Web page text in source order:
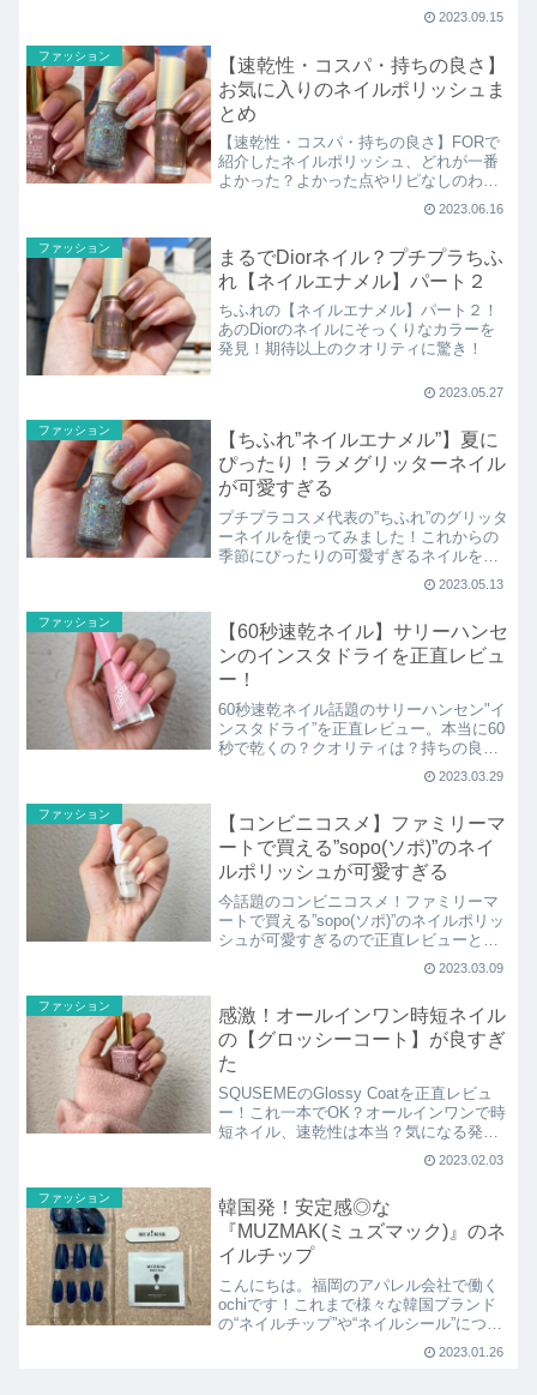
2023.09.15
ファッション
【速乾性・コスパ・持ちの良さ】
お気に入りのネイルポリッシュま
とめ
【速乾性・コスパ・持ちの良さ】FORで
紹介したネイルポリッシュ、どれが一番
よかった？よかった点やリピなしのわけ
など、わかりやすくまとめているのでぜ
2023.06.16
ファッション
まるでDiorネイル？プチプラちふ
れ【ネイルエナメル】パート２
ちふれの【ネイルエナメル】パート２！
あのDiorのネイルにそっくりなカラーを
発見！期待以上のクオリティに驚き！
2023.05.27
ファッション
【ちふれ”ネイルエナメル”】夏に
ぴったり！ラメグリッターネイル
が可愛すぎる
プチプラコスメ代表の”ちふれ”のグリッタ
ーネイルを使ってみました！これからの
季節にぴったりの可愛ずぎるネイルを発
2023.05.13
ファッション
【60秒速乾ネイル】サリーハンセ
ンのインスタドライを正直レビュ
ー！
60秒速乾ネイル話題のサリーハンセン"イ
ンスタドライ”を正直レビュー。本当に60
秒で乾くの？クオリティは？持ちの良さ
レビューしています♪ネイル好きは要チェ
2023.03.29
ファッション
【コンビニコスメ】ファミリーマ
ートで買える”sopo(ソポ)”のネイ
ルポリッシュが可愛すぎる
今話題のコンビニコスメ！ファミリーマ
ートで買える”sopo(ソポ)”のネイルポリッ
シュが可愛すぎるので正直レビューとお
2023.03.09
ファッション
感激！オールインワン時短ネイル
の【グロッシーコート】が良すぎ
た
SQUSEMEのGlossy Coatを正直レビュ
ー！これ一本でOK？オールインワンで時
短ネイル、速乾性は本当？気になる発
2023.02.03
ファッション
韓国発！安定感◎な
『MUZMAK(ミュズマック)』のネ
イルチップ
こんにちは。福岡のアパレル会社で働く
ochiです！これまで様々な韓国ブランド
の“ネイルチップ”や“ネイルシール”につい
2023.01.26